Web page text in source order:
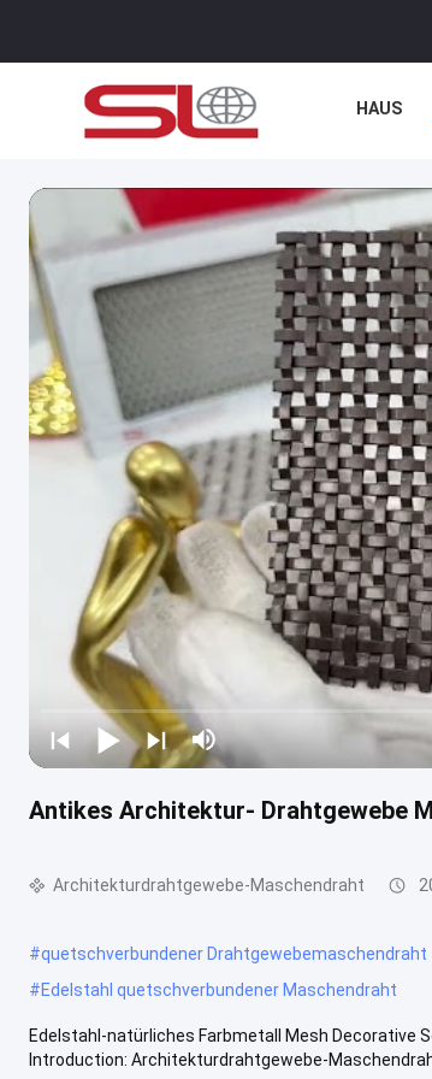
HAUS
Antikes Architektur- Drahtgewebe
Architekturdrahtgewebe-Maschendraht
#quetschverbundener Drahtgewebemaschendraht
#Edelstahl quetschverbundener Maschendraht
Edelstahl-natürliches Farbmetall Mesh
Introduction: Architekturdrahtgewebe-